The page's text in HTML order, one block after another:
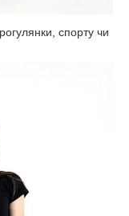
спорту чи